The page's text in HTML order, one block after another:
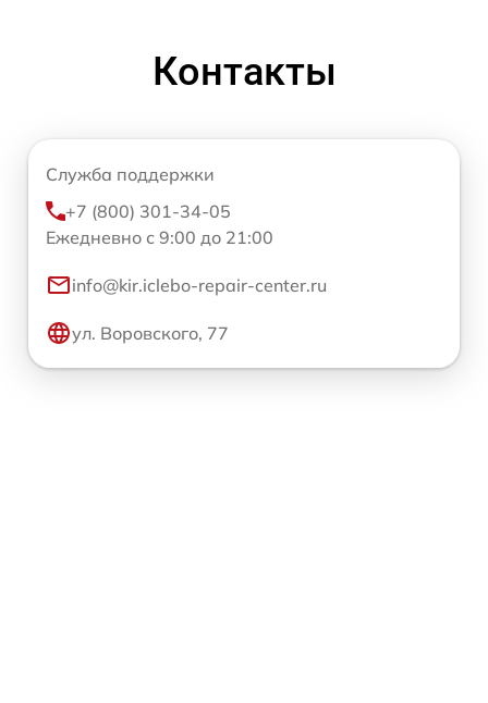
Контакты
Служба поддержки
+7 (800) 301-34-05
Ежедневно с 9:00 до 21:00
info@kir.iclebo-repair-center.ru
ул. Воровского, 77